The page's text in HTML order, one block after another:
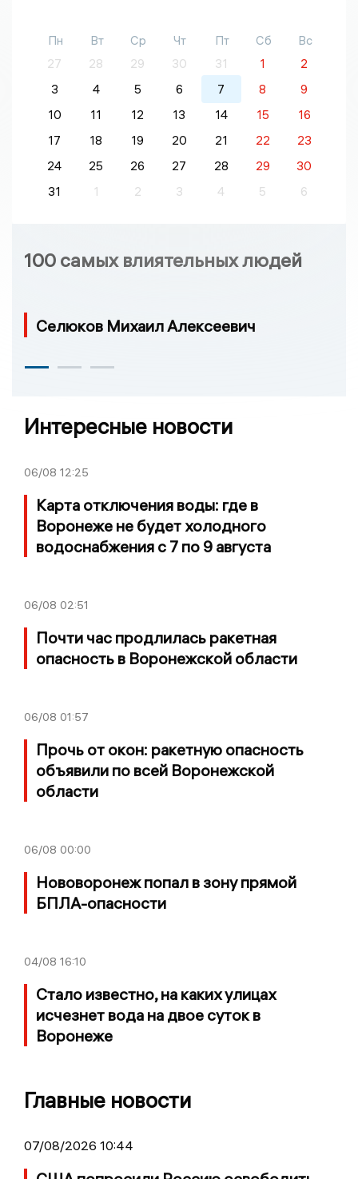
Пн Вт Ср Чт Пт Сб
Вс
27
28 29 30 31 1
2
3
4 5 6 7 8
9
10
11 12 13 14 15
16
17
18 19 20 21 22
23
24
25 26 27 28 29
30
31
1 2 3 4 5 6
100 самых влиятельных людей
Селюков Михаил Алексеевич
Интересные новости
06/08 12:25
Карта отключения воды: где в
Воронеже не будет холодного
водоснабжения с 7 по 9 августа
06/08 02:51
Почти час продлилась ракетная
опасность в Воронежской области
06/08 01:57
Прочь от окон: ракетную опасность
объявили по всей Воронежской
области
06/08 00:00
Нововоронеж попал в зону прямой
БПЛА-опасности
04/08 16:10
Стало известно, на каких улицах
исчезнет вода на двое суток в
Воронеже
Главные новости
07/08/2026 10:44